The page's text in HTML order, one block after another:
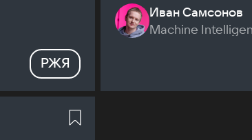
РЖЯ
Иван Самсонов
Machine